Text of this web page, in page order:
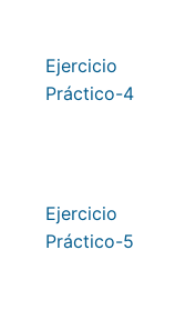
Ejercicio
Práctico-4
Ejercicio
Práctico-5